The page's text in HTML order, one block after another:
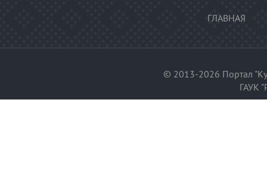
ГЛАВНАЯ
© 2013-2026 Портал
ГАУК